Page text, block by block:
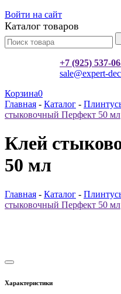
Войти на сайт
Каталог товаров
+7 (925) 537-
sale@expert-
Корзина0
Главная - Каталог -
стыковочный Перфект 50 мл
Клей
50 мл
Главная - Каталог -
стыковочный Перфект 50 мл
Характеристики